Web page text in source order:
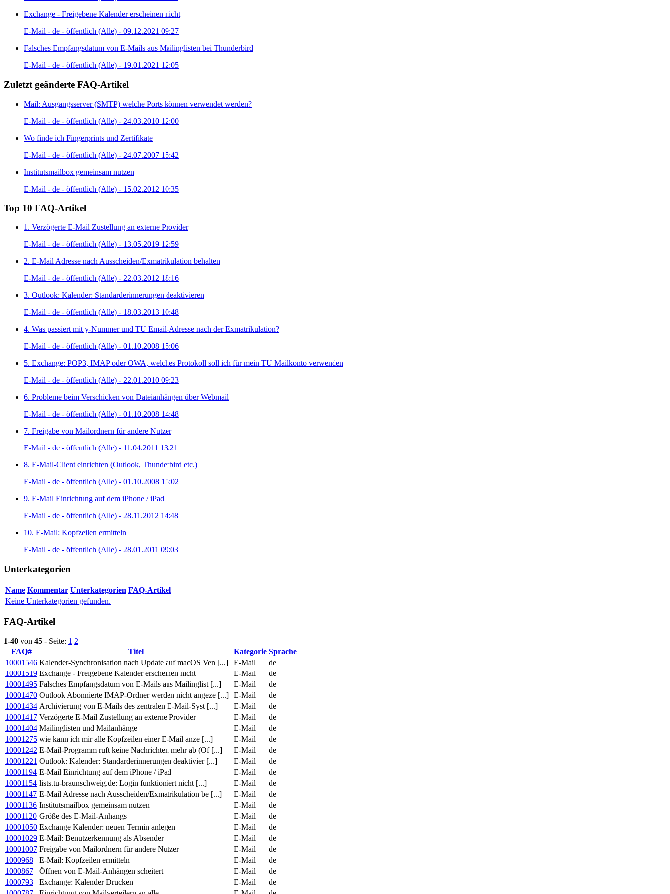
Exchange - Freigebene Kalender erscheinen nicht
E-Mail - de - öffentlich (Alle) - 09.12.2021 09:27
Falsches Empfangsdatum von E-Mails aus Mailinglisten bei Thunderbird
E-Mail - de - öffentlich (Alle) - 19.01.2021 12:05
Zuletzt geänderte FAQ-Artikel
Mail: Ausgangsserver (SMTP) welche Ports können verwendet werden?
E-Mail - de - öffentlich (Alle) - 24.03.2010 12:00
Wo finde ich Fingerprints und Zertifikate
E-Mail - de - öffentlich (Alle) - 24.07.2007 15:42
Institutsmailbox gemeinsam nutzen
E-Mail - de - öffentlich (Alle) - 15.02.2012 10:35
Top 10 FAQ-Artikel
1. Verzögerte E-Mail Zustellung an externe Provider
E-Mail - de - öffentlich (Alle) - 13.05.2019 12:59
2. E-Mail Adresse nach Ausscheiden/Exmatrikulation behalten
E-Mail - de - öffentlich (Alle) - 22.03.2012 18:16
3. Outlook: Kalender: Standarderinnerungen deaktivieren
E-Mail - de - öffentlich (Alle) - 18.03.2013 10:48
4. Was passiert mit y-Nummer und TU Email-Adresse nach der Exmatrikulation?
E-Mail - de - öffentlich (Alle) - 01.10.2008 15:06
5. Exchange: POP3, IMAP oder OWA, welches Protokoll soll ich für mein TU Mailkonto verwenden
E-Mail - de - öffentlich (Alle) - 22.01.2010 09:23
6. Probleme beim Verschicken von Dateianhängen über Webmail
E-Mail - de - öffentlich (Alle) - 01.10.2008 14:48
7. Freigabe von Mailordnern für andere Nutzer
E-Mail - de - öffentlich (Alle) - 11.04.2011 13:21
8. E-Mail-Client einrichten (Outlook, Thunderbird etc.)
E-Mail - de - öffentlich (Alle) - 01.10.2008 15:02
9. E-Mail Einrichtung auf dem iPhone / iPad
E-Mail - de - öffentlich (Alle) - 28.11.2012 14:48
10. E-Mail: Kopfzeilen ermitteln
E-Mail - de - öffentlich (Alle) - 28.01.2011 09:03
Unterkategorien
Name Kommentar Unterkategorien FAQ-Artikel
Keine Unterkategorien gefunden.
FAQ-Artikel
1-40 von 45 - Seite: 1 2
FAQ#
Titel Kategorie Sprache
10001546 Kalender-Synchronisation nach Update auf macOS Ven [...] E-Mail
de
10001519 Exchange - Freigebene Kalender erscheinen nicht E-Mail
de
10001495 Falsches Empfangsdatum von E-Mails aus Mailinglist [...] E-Mail
de
10001470 Outlook Abonnierte IMAP-Ordner werden nicht angeze [...] E-Mail
de
10001434 Archivierung von E-Mails des zentralen E-Mail-Syst [...] E-Mail
de
10001417 Verzögerte E-Mail Zustellung an externe Provider E-Mail
de
10001404 Mailinglisten und Mailanhänge E-Mail
de
10001275 wie kann ich mir alle Kopfzeilen einer E-Mail anze [...] E-Mail
de
10001242 E-Mail-Programm ruft keine Nachrichten mehr ab (Of [...] E-Mail
de
10001221 Outlook: Kalender: Standarderinnerungen deaktivier [...] E-Mail
de
10001194 E-Mail Einrichtung auf dem iPhone / iPad E-Mail
de
10001154 lists.tu-braunschweig.de: Login funktioniert nicht [...] E-Mail
de
10001147 E-Mail Adresse nach Ausscheiden/Exmatrikulation be [...] E-Mail
de
10001136 Institutsmailbox gemeinsam nutzen E-Mail
de
10001120 Größe des E-Mail-Anhangs E-Mail
de
10001050 Exchange Kalender: neuen Termin anlegen E-Mail
de
10001029 E-Mail: Benutzerkennung als Absender E-Mail
de
10001007 Freigabe von Mailordnern für andere Nutzer E-Mail
de
1000968
E-Mail: Kopfzeilen ermitteln E-Mail
de
1000867
Öffnen von E-Mail-Anhängen scheitert E-Mail
de
1000793
Exchange: Kalender Drucken E-Mail
de